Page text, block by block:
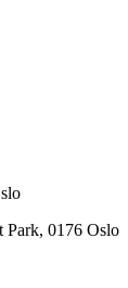
Park, 0176 Oslo